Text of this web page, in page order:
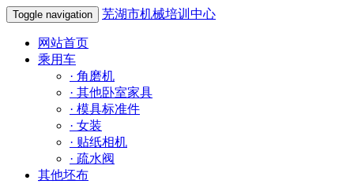
Toggle navigation 芜湖市机械培训中心
网站首页
乘用车
· 角磨机
· 其他卧室家具
· 模具标准件
· 女装
· 贴纸相机
· 疏水阀
其他坯布